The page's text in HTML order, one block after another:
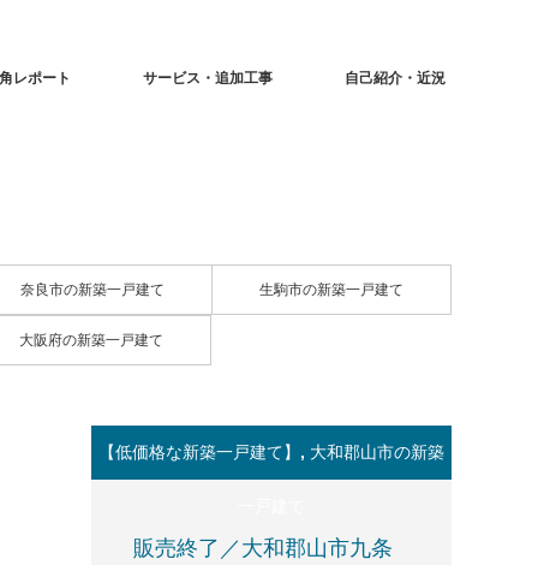
レポート サービス・追加工事 自己紹介・近況
奈良市の新築一戸建て 生駒市の新築一戸建て
大阪府の新築一戸建て
【低価格な新築一戸建て】 , 大和郡山市の新築
販売終了／大和郡山市九条